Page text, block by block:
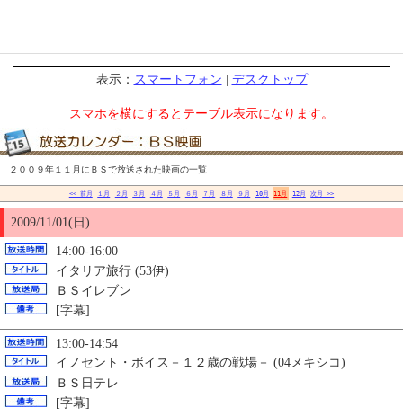
表示： スマートフォン デスクトップ
スマホを横にするとテーブル表示になります。
２００９年１１月にＢＳで放送された映画の一覧
<< 前月 １月 ２月 ３月 ４月 ５月 ６月 ７月 ８月 ９月 10月 11月 12月 次月 >>
2009/11/01(日)
14:00-16:00
イタリア旅行 (53伊)
ＢＳイレブン
[字幕]
13:00-14:54
イノセント・ボイス－１２歳の戦場－ (04メキシコ)
ＢＳ日テレ
[字幕]